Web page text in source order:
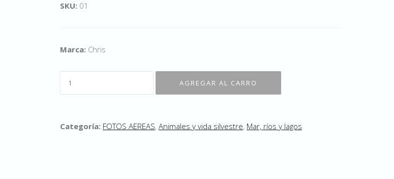
SKU: 01
Marca: Chris
Categoría: FOTOS AEREAS, Animales y vida silvestre, Mar, ríos y lagos